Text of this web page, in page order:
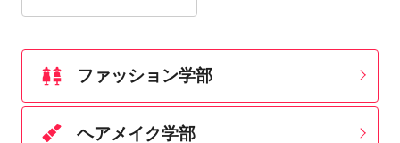
ファッション学部
ヘアメイク学部